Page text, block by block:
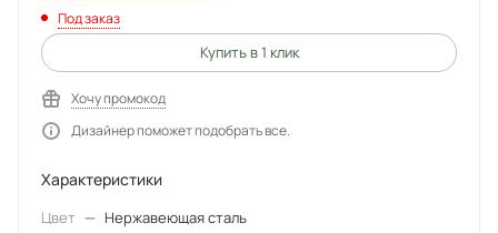
Под заказ
Купить в 1 клик
Хочу промокод
Дизайнер поможет подобрать все.
Характеристики
Цвет — Нержавеющая сталь